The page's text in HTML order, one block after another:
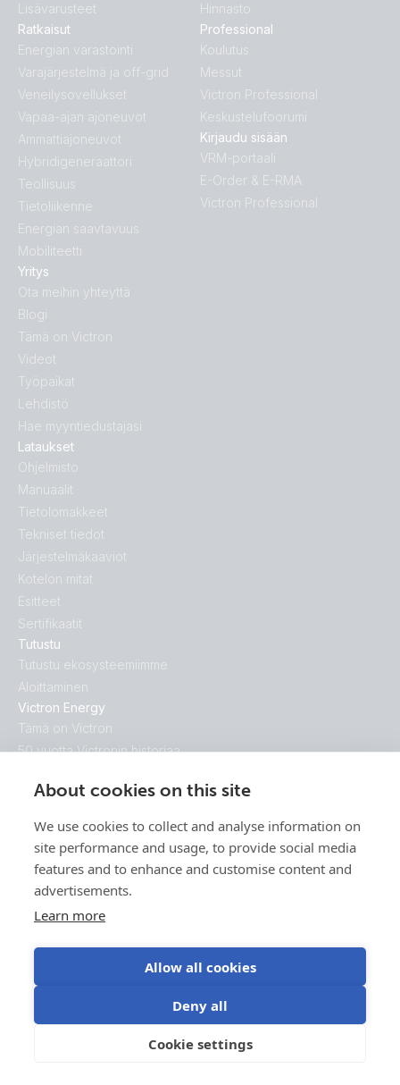
About cookies on this site
We use cookies to collect and analyse information on
site performance and usage, to provide social media
features and to enhance and customise content and
advertisements.
Learn more
Allow all cookies
Deny all
Cookie settings
Lisävarusteet
Tutustu
Tutustu ekosysteemiimme
Aloittaminen
Victron Energy
Tämä on Victron
50 vuotta Victronin historiaa
Lataukset
Ohjelmisto
Manuaalit
Tietolomakkeet
Tekniset tiedot
Järjestelmäkaaviot
Kotelon mitat
Esitteet
Sertifikaatit
Ratkaisut
Energian varastointi
Varajärjestelmä ja off-grid
Veneilysovellukset
Vapaa-ajan ajoneuvot
Ammattiajoneuvot
Hybridigeneraattori
Teollisuus
Tietoliikenne
Energian saavtavuus
Mobiliteetti
Yritys
Ota meihin yhteyttä
Blogi
Tämä on Victron
Videot
Työpaikat
Lehdistö
Hae myyntiedustajasi
Hinnasto
Professional
Koulutus
Messut
Victron Professional
Keskustelufoorumi
Kirjaudu sisään
VRM-portaali
E-Order & E-RMA
Victron Professional